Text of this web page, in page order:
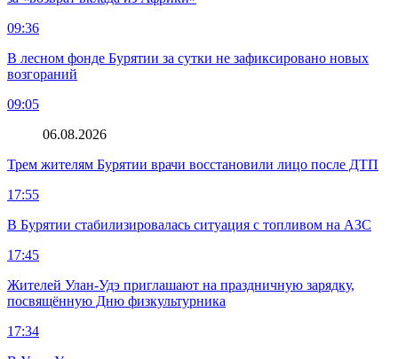
09:36
В лесном фонде Бурятии за сутки не зафиксировано новых
возгораний
09:05
06.08.2026
Трем жителям Бурятии врачи восстановили лицо после ДТП
17:55
В Бурятии стабилизировалась ситуация с топливом на АЗС
17:45
Жителей Улан-Удэ приглашают на праздничную зарядку,
посвящённую Дню физкультурника
17:34